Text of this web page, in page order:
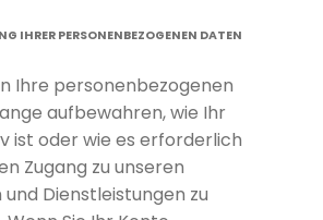
IHRER PERSONENBEZOGENEN DATEN
Ihre personenbezogenen
aufbewahren, wie Ihr
ist oder wie es erforderlich
Zugang zu unseren
Dienstleistungen zu